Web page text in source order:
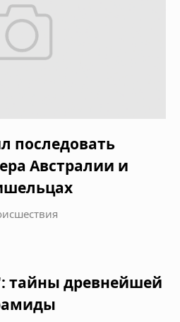
последовать
Австралии и
тайны древнейшей